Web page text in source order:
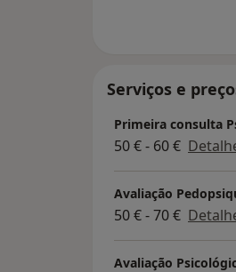
Serviços e
Primeira consulta
50 € - 60 €
Avaliação
50 € - 70 €
Avaliação